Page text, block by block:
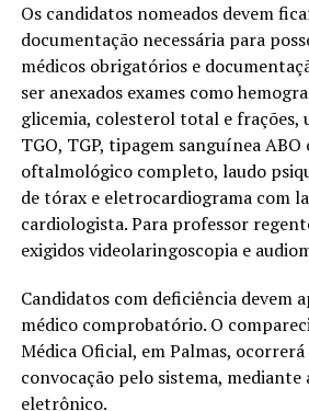
Os candidatos nomeados devem
documentação necessária para
médicos obrigatórios e
ser anexados exames como
glicemia, colesterol total e frações,
TGO, TGP, tipagem sanguínea ABO
oftalmológico completo, laudo
de tórax e eletrocardiograma com
cardiologista. Para professor
exigidos videolaringoscopia e
Candidatos com deficiência devem
médico comprobatório. O
Médica Oficial, em Palmas, ocorrerá
convocação pelo sistema, mediante
eletrônico.